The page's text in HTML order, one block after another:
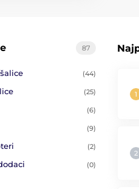
87
(44)
(25)
(6)
(9)
(2)
(0)